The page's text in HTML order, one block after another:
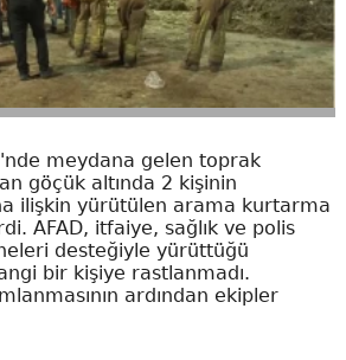
meydana gelen toprak
göçük altında 2 kişinin
ilişkin yürütülen arama kurtarma
AFAD, itfaiye, sağlık ve polis
desteğiyle yürüttüğü
bir kişiye rastlanmadı.
ardından ekipler